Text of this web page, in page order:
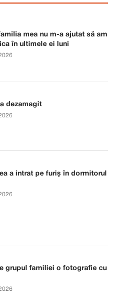
mea nu m-a ajutat să am
în ultimele ei luni
dezamagit
a intrat pe furiș în dormitorul
grupul familiei o fotografie cu